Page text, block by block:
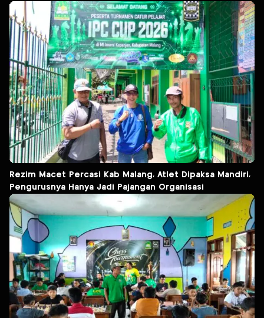
Rezim Macet Percasi Kab Malang, Atlet Dipaksa Mandiri,
Pengurusnya Hanya Jadi Pajangan Organisasi